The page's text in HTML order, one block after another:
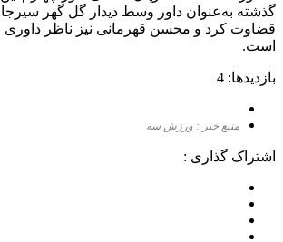
گذشته به‌عنوان داور وسط دیدار گل گهر
قضاوت کرد و محسن قهرمانی نیز ناظر
است.
بازدیدها: 4
منبع خبر : ورزش سه
اشتراک گذاری :